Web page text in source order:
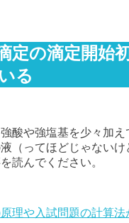
定の滴定開始
る
酸や強塩基を少々加え
（ってほどじゃないけ
読んでください。
原理や入試問題の計算